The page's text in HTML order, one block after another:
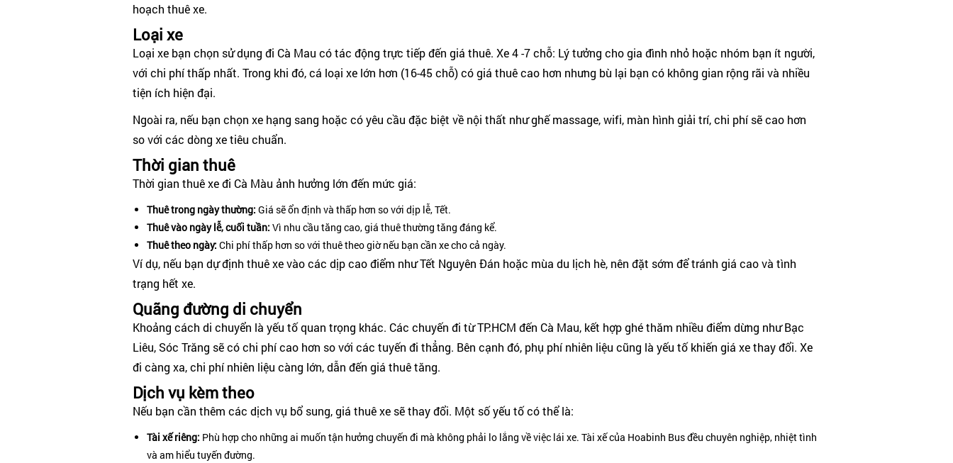
hoạch thuê xe.
Loại xe
Loại xe bạn chọn sử dụng đi Cà Mau có tác động trực tiếp đến giá thuê. Xe 4 -7 chỗ: Lý tưởng cho gia đình nhỏ hoặc nhóm bạn ít người,
với chi phí thấp nhất. Trong khi đó, cá loại xe lớn hơn (16-45 chỗ) có giá thuê cao hơn nhưng bù lại bạn có không gian rộng rãi và nhiều
tiện ích hiện đại.
Ngoài ra, nếu bạn chọn xe hạng sang hoặc có yêu cầu đặc biệt về nội thất như ghế massage, wifi, màn hình giải trí, chi phí sẽ cao hơn
so với các dòng xe tiêu chuẩn.
Thời gian thuê
Thời gian thuê xe đi Cà Màu ảnh hưởng lớn đến mức giá:
Thuê trong ngày thường: Giá sẽ ổn định và thấp hơn so với dịp lễ, Tết.
Thuê vào ngày lễ, cuối tuần: Vì nhu cầu tăng cao, giá thuê thường tăng đáng kể.
Thuê theo ngày: Chi phí thấp hơn so với thuê theo giờ nếu bạn cần xe cho cả ngày.
Ví dụ, nếu bạn dự định thuê xe vào các dịp cao điểm như Tết Nguyên Đán hoặc mùa du lịch hè, nên đặt sớm để tránh giá cao và tình
trạng hết xe.
Quãng đường di chuyển
Khoảng cách di chuyển là yếu tố quan trọng khác. Các chuyến đi từ TP.HCM đến Cà Mau, kết hợp ghé thăm nhiều điểm dừng như Bạc
Liêu, Sóc Trăng sẽ có chi phí cao hơn so với các tuyến đi thẳng. Bên cạnh đó, phụ phí nhiên liệu cũng là yếu tố khiến giá xe thay đổi. Xe
đi càng xa, chi phí nhiên liệu càng lớn, dẫn đến giá thuê tăng.
Dịch vụ kèm theo
Nếu bạn cần thêm các dịch vụ bổ sung, giá thuê xe sẽ thay đổi. Một số yếu tố có thể là:
Tài xế riêng: Phù hợp cho những ai muốn tận hưởng chuyến đi mà không phải lo lắng về việc lái xe. Tài xế của Hoabinh Bus đều chuyên nghiệp, nhiệt tình
và am hiểu tuyến đường.